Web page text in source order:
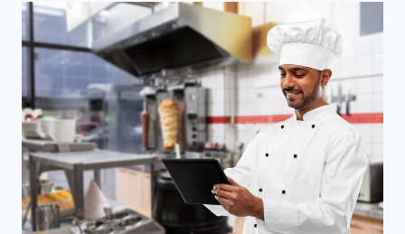
LOS
REPORTES
EN
TIEMPO
REAL
PARA
OPTIMIZAR
TU
RESTAURANTE